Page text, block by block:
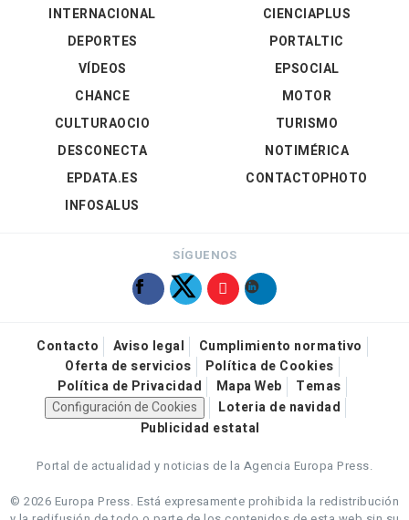
INTERNACIONAL
DEPORTES
VÍDEOS
CIENCIAPLUS
PORTALTIC
EPSOCIAL
CHANCE
CULTURAOCIO
DESCONECTA
EPDATA.ES
INFOSALUS
MOTOR
TURISMO
NOTIMÉRICA
CONTACTOPHOTO
SÍGUENOS
Contacto Aviso legal
Cumplimiento normativo
Oferta de servicios
Política de Cookies
Política de Privacidad
Mapa Web
Temas
Configuración de Cookies
Loteria de navidad
Publicidad estatal
Portal de actualidad y noticias de la Agencia Europa Press.
© 2026 Europa Press. Está expresamente prohibida la redistribución